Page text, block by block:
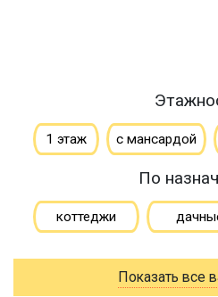
1 этаж с мансардой
По
коттеджи
для постоянного
Показать все